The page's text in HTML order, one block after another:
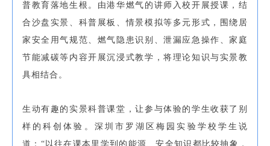
普教育落地生根。由港华燃气的讲师入校开展授课，结
合沙盘实景、科普展板、情景模拟等多元形式，围绕居
家安全用气规范、燃气隐患识别、泄漏应急操作、家庭
节能减碳等内容开展沉浸式教学，将理论知识与实景教
具相结合。
生动有趣的实景科普课堂，让参与体验的学生收获了别
样的科创体验。深圳市罗湖区梅园实验学校学生说
道：“以往在课本里学到的能源、安全知识都比较抽象，